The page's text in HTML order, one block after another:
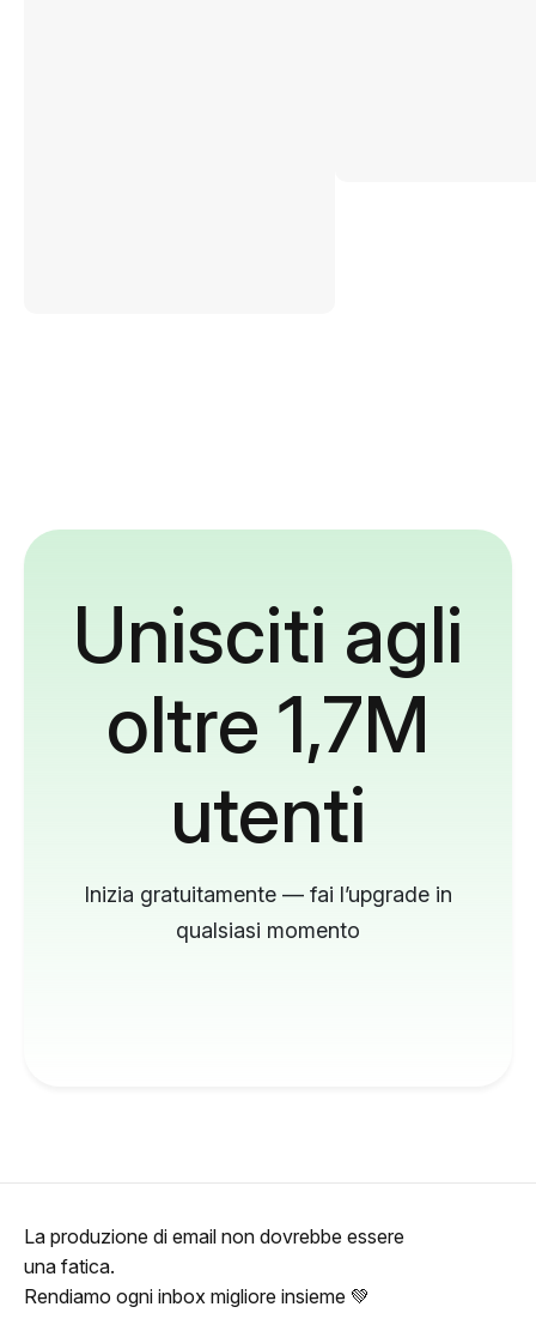
Unisciti agli
oltre 1,7M
utenti
Inizia gratuitamente — fai l’upgrade in
qualsiasi momento
La produzione di email non dovrebbe essere
una fatica.
Rendiamo ogni inbox migliore insieme 💚